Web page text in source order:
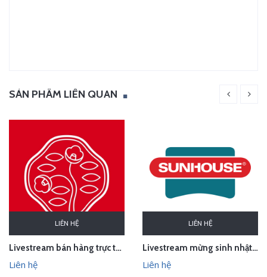
SẢN PHẨM LIÊN QUAN
LIÊN HỆ
Livestream bán hàng trực tuyến cho thương hiệu mỹ phẩm Shiseido
Liên hệ
LIÊN HỆ
Livestream mừng sinh nhật Sunhouse
Liên hệ